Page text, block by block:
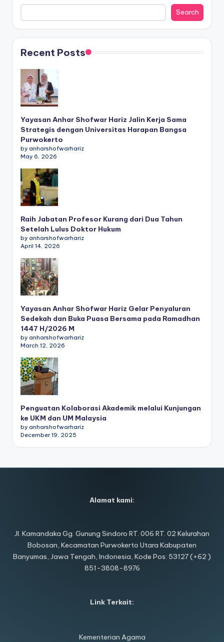
Search
Recent Posts
Yayasan Anhar Shofwar Hariz Jalin Kerja Sama
Strategis dengan Universitas Harapan Bangsa
Purwokerto
by anharshofwarhariz
May 6, 2026
Raih Jabatan Profesor Kurang dari Dua Tahun
Setelah Lulus Doktor Hukum
by anharshofwarhariz
April 14, 2026
Yayasan Anhar Shofwar Hariz Gelar Penyaluran
Sedekah dan Buka Puasa Bersama pada Ramadhan
1447 H/2026 M
by anharshofwarhariz
March 12, 2026
Penguatan Kolaborasi Akademik melalui Kunjungan
ke UKM dan UM Malaysia
by anharshofwarhariz
December 19, 2025
Alamat kami:
Jl. Kamandaka Gg. Gunung Sindoro RT. 006 RT. 02 Kelurahan
Bobosan, Kecamatan Purwokerto Utara Kabupaten
Banyumas, Jawa Tengah, Indonesia, Kode Pos: 53127 (+62 )
851-3808-8976
Link Terkait:
Kementerian Agama